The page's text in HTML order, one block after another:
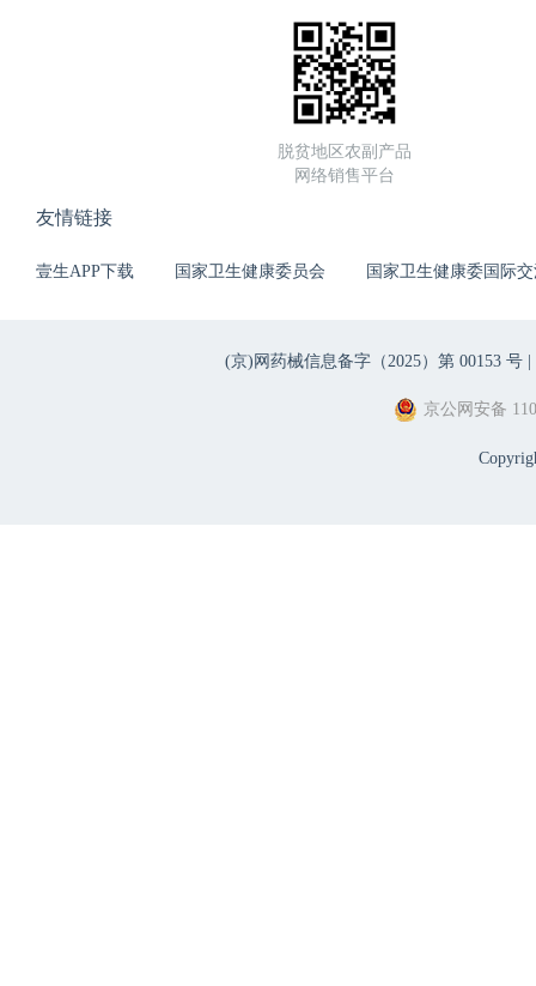
脱贫地区农副产品
网络销售平台
友情链接
壹生APP下载 国家卫生健康委员会 国家卫生健康委国际
(京)网药械信息备字（2025）第 00153 号 |
京公网安备